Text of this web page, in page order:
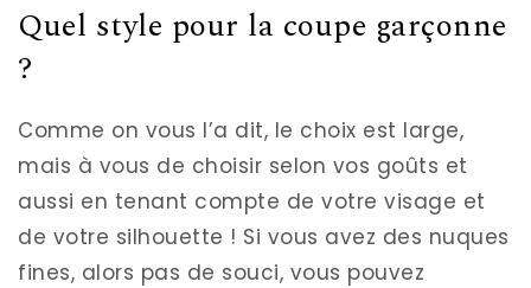
Quel style pour la coupe garçonne
?
Comme on vous l’a dit, le choix est large,
mais à vous de choisir selon vos goûts et
aussi en tenant compte de votre visage et
de votre silhouette ! Si vous avez des nuques
fines, alors pas de souci, vous pouvez